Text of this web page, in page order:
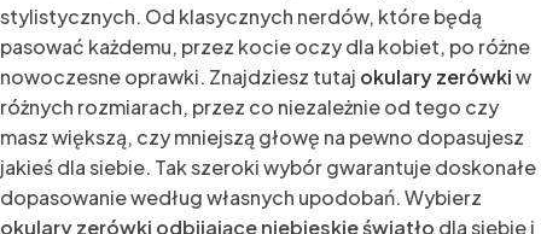
stylistycznych. Od klasycznych nerdów, które będą
pasować każdemu, przez kocie oczy dla kobiet, po różne
nowoczesne oprawki. Znajdziesz tutaj okulary zerówkiw
różnych rozmiarach, przez co niezależnie od tego czy
masz większą, czy mniejszą głowę na pewno dopasujesz
jakieś dla siebie. Tak szeroki wybór gwarantuje doskonałe
dopasowanie według własnych upodobań. Wybierz
okulary zerówki odbijające niebieskie światło dla siebie i